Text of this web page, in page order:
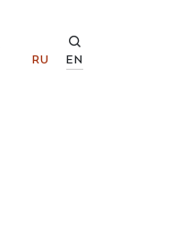
RU EN